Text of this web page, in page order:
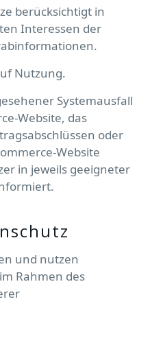
berücksichtigt in
Interessen der
Nutzung.
Systemausfall
Website, das
oder
Website
in jeweils geeigneter
und nutzen
Rahmen des